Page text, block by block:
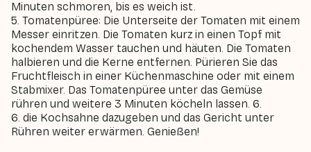
Minuten schmoren, bis es weich ist.
5. Tomatenpüree: Die Unterseite der Tomaten mit einem
Messer einritzen. Die Tomaten kurz in einen Topf mit
kochendem Wasser tauchen und häuten. Die Tomaten
halbieren und die Kerne entfernen. Pürieren Sie das
Fruchtfleisch in einer Küchenmaschine oder mit einem
Stabmixer. Das Tomatenpüree unter das Gemüse
rühren und weitere 3 Minuten köcheln lassen. 6.
6. die Kochsahne dazugeben und das Gericht unter
Rühren weiter erwärmen. Genießen!